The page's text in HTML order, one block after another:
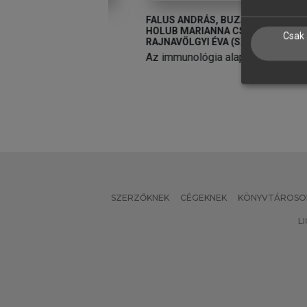
FALUS ANDRÁS, BUZÁS EDIT,
HOLUB MARIANNA CSILLA,
RAJNAVÖLGYI ÉVA (SZERK.)
Az immunológia alapjai
SZERZŐKNEK CÉGEKNEK
Csak